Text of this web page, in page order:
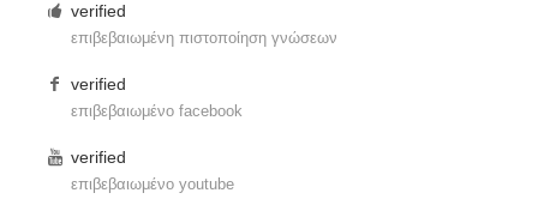
verified
επιβεβαιωμένη πιστοποίηση γνώσεων
verified
επιβεβαιωμένο facebook
verified
επιβεβαιωμένο youtube